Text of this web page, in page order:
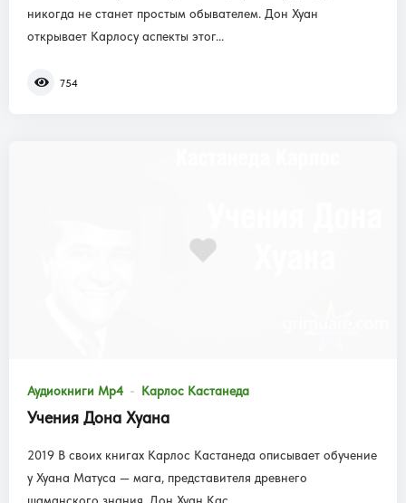
никогда не станет простым обывателем. Дон Хуан
открывает Карлосу аспекты этог...
754
Аудиокниги Mp4 Карлос Кастанеда
Учения Дона Хуана
2019 В своих книгах Карлос Кастанеда описывает обучение
у Хуана Матуса — мага, представителя древнего